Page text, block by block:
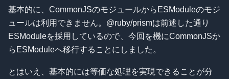
基本的に、CommonJSのモジュールからESModuleのモジ
ュールは利用できません。@ruby/prismは前述した通り
ESModuleを採用しているので、今回を機にCommonJSか
らESModuleへ移行することにしました。
とはいえ、基本的には等価な処理を実現できることが分